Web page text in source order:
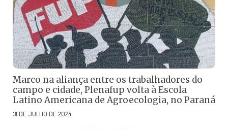
Marco na aliança entre os trabalhadores do
campo e cidade, Plenafup volta à Escola
Latino Americana de Agroecologia, no Paraná
31 DE JULHO DE 2024